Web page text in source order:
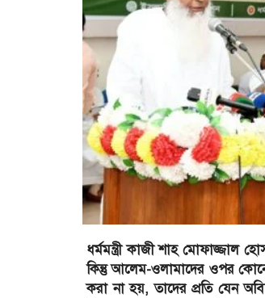
ধর্মমন্ত্রী কাজী শাহ মোফাজ্জাল
কিন্তু আলেম-ওলামাদের ওপর
করা না হয়, তাদের প্রতি যেন